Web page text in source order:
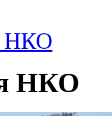
НКО
НКО